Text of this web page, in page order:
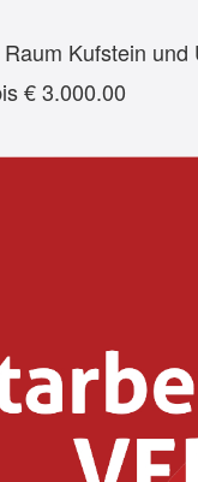
Kufstein und
€ 3.000.00